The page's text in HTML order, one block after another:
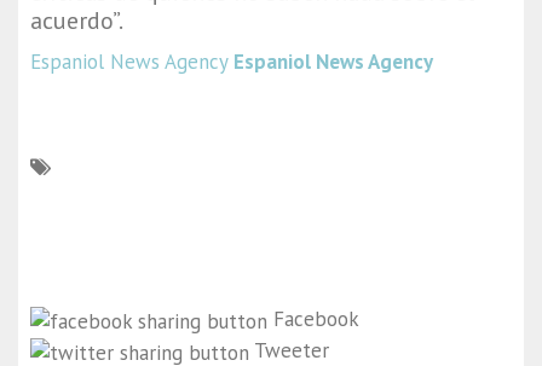
acuerdo”.
Espaniol News Agency Espaniol News Agency
Facebook
Tweeter